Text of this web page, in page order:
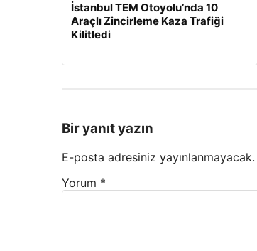
İstanbul TEM Otoyolu’nda 10
Araçlı Zincirleme Kaza Trafiği
Kilitledi
Bir yanıt yazın
E-posta adresiniz yayınlanmayacak.
Yorum *